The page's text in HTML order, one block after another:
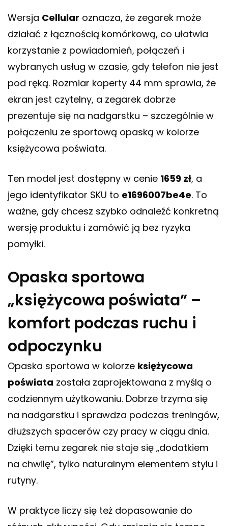
Wersja Cellular oznacza, że zegarek może
działać z łącznością komórkową, co ułatwia
korzystanie z powiadomień, połączeń i
wybranych usług w czasie, gdy telefon nie jest
pod ręką. Rozmiar koperty 44 mm sprawia, że
ekran jest czytelny, a zegarek dobrze
prezentuje się na nadgarstku – szczególnie w
połączeniu ze sportową opaską w kolorze
księżycowa poświata.
Ten model jest dostępny w cenie 1659 zł, a
jego identyfikator SKU to e1696007be4e. To
ważne, gdy chcesz szybko odnaleźć konkretną
wersję produktu i zamówić ją bez ryzyka
pomyłki.
Opaska sportowa
„księżycowa poświata” –
komfort podczas ruchu i
odpoczynku
Opaska sportowa w kolorze księżycowa
poświata została zaprojektowana z myślą o
codziennym użytkowaniu. Dobrze trzyma się
na nadgarstku i sprawdza podczas treningów,
dłuższych spacerów czy pracy w ciągu dnia.
Dzięki temu zegarek nie staje się „dodatkiem
na chwilę”, tylko naturalnym elementem stylu i
rutyny.
W praktyce liczy się też dopasowanie do